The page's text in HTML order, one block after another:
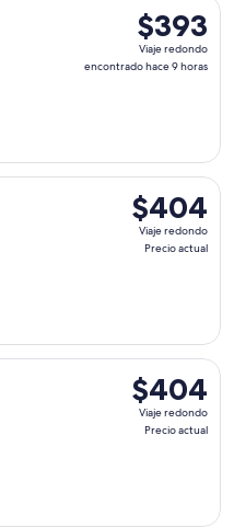
$393
Viaje
redondo,
$393
Viaje redondo
encontrado hace 9 horas
salida el mar, 27 oct.
$404
Viaje
redondo,
$404
Viaje redondo
Precio actual
salida el jue, 5 nov.
$404
Viaje
redondo,
$404
Viaje redondo
Precio actual
Group, con salida el